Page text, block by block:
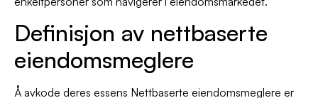
Definisjon av nettbaserte
eiendomsmeglere
Å avkode deres essens Nettbaserte eiendomsmeglere er